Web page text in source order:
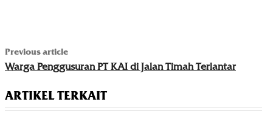
Previous article
Warga Penggusuran PT KAI di Jalan Timah Terlantar
ARTIKEL TERKAIT